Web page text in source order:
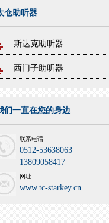
仓助听器
斯达克助听器
西门子助听器
们一直在您的身边
联系电话
0512-53638063
13809058417
网址
www.tc-starkey.cn